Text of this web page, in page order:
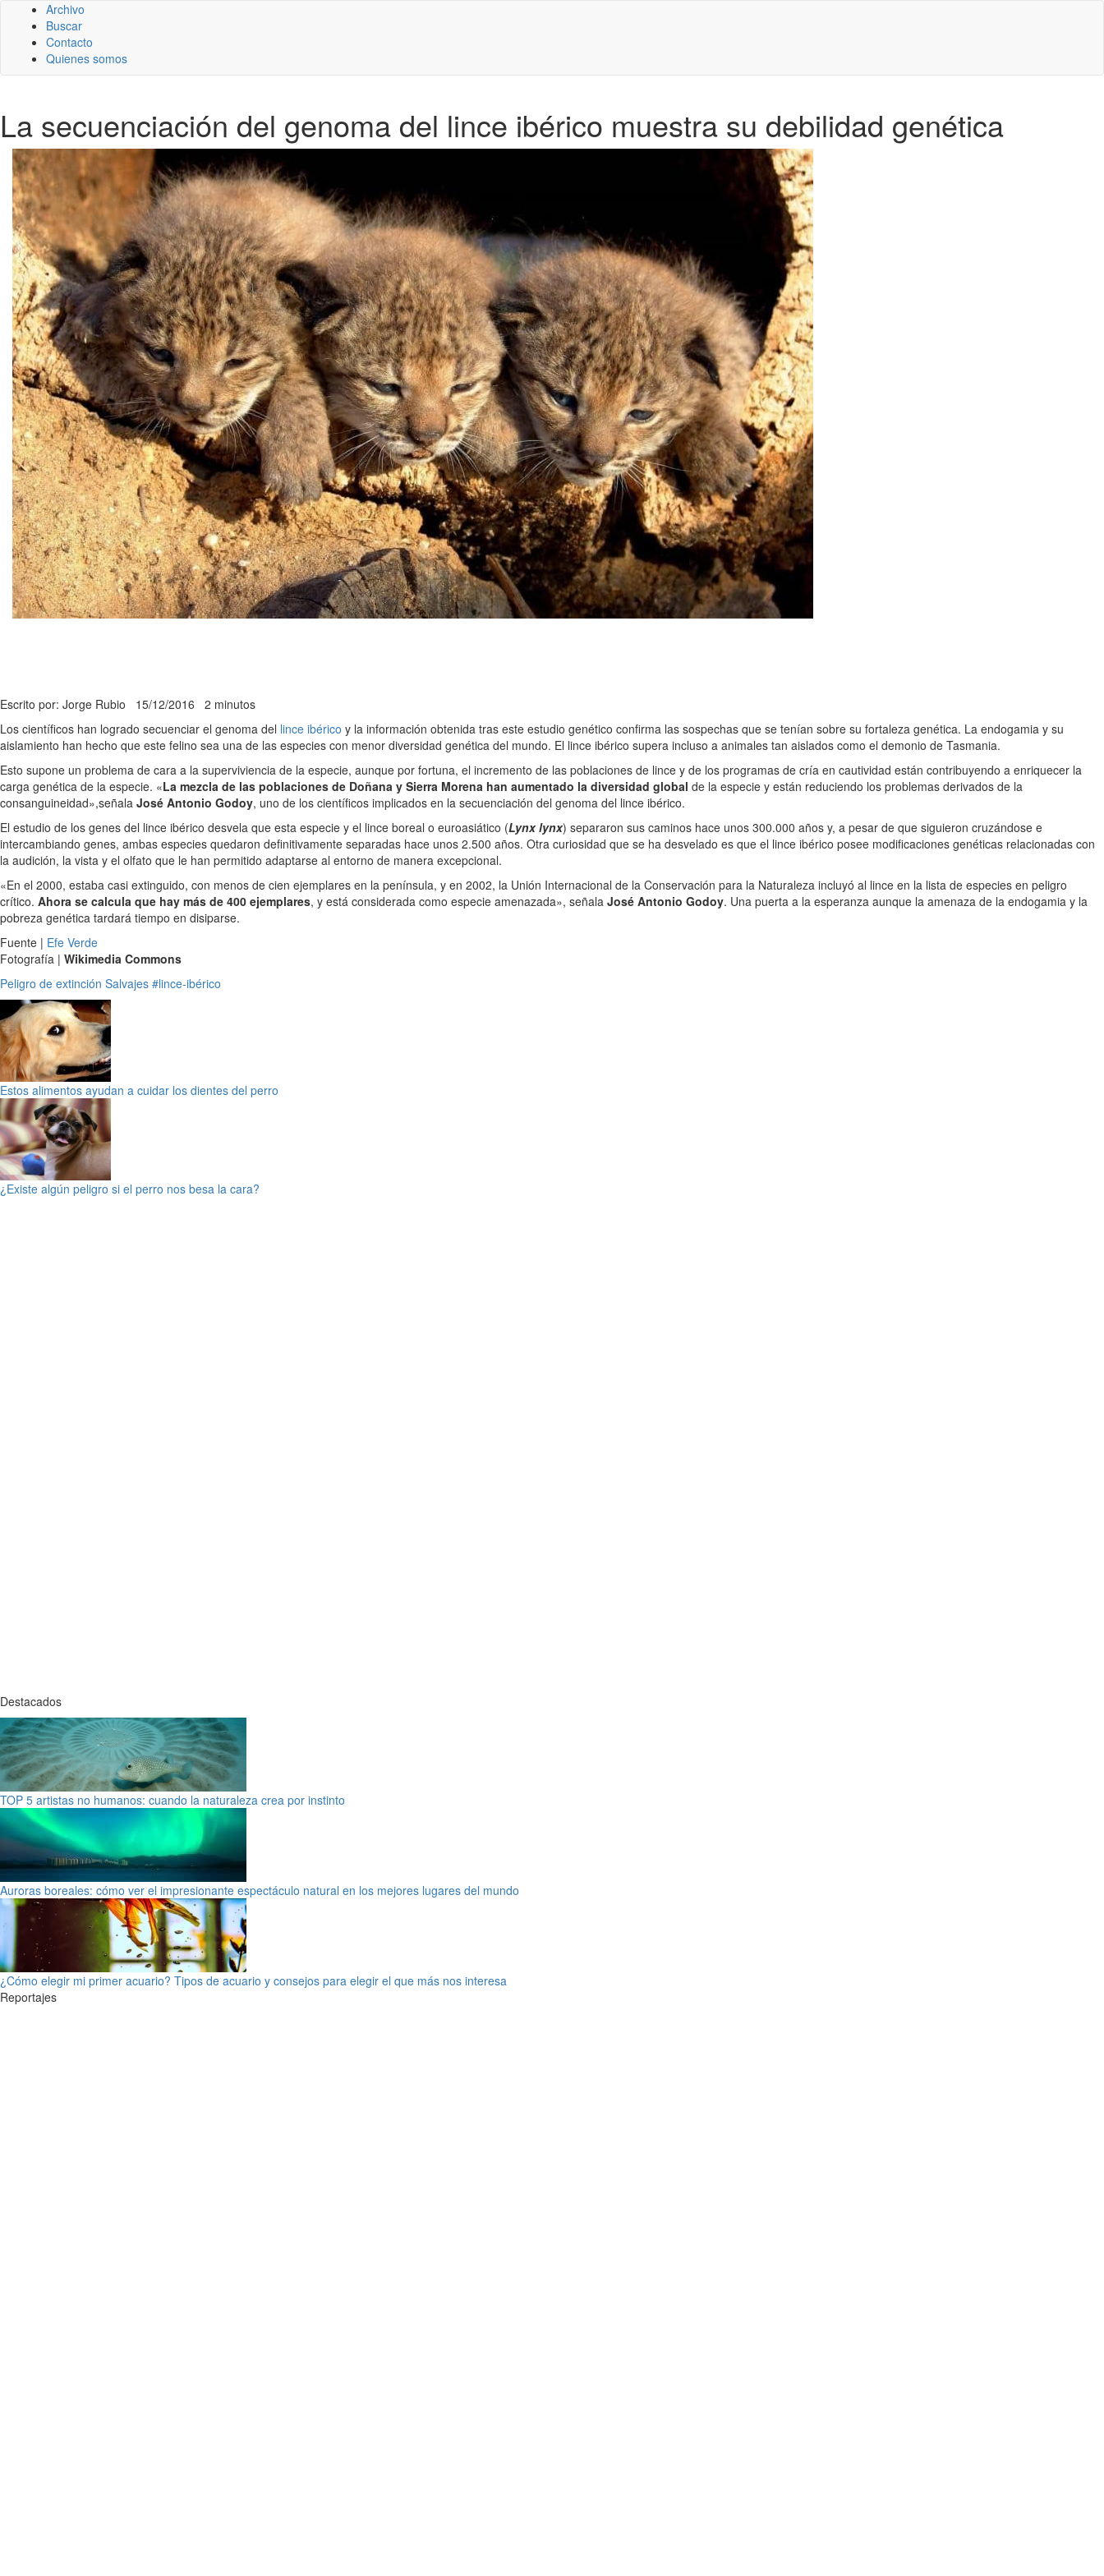
Archivo
Buscar
Contacto
Quienes somos
La secuenciación del genoma del lince ibérico muestra su debilidad genética
Escrito por: Jorge Rubio 15/12/2016 2 minutos
Los científicos han logrado secuenciar el genoma del lince ibérico y la información obtenida tras este estudio genético confirma las sospechas que se tenían sobre su fortaleza genética. La endogamia y su
aislamiento han hecho que este felino sea una de las especies con menor diversidad genética del mundo. El lince ibérico supera incluso a animales tan aislados como el demonio de Tasmania.
Esto supone un problema de cara a la superviviencia de la especie, aunque por fortuna, el incremento de las poblaciones de lince y de los programas de cría en cautividad están contribuyendo a enriquecer la
carga genética de la especie. «La mezcla de las poblaciones de Doñana y Sierra Morena han aumentado la diversidad global de la especie y están reduciendo los problemas derivados de la
consanguineidad»,señala José Antonio Godoy, uno de los científicos implicados en la secuenciación del genoma del lince ibérico.
El estudio de los genes del lince ibérico desvela que esta especie y el lince boreal o euroasiático (Lynx lynx) separaron sus caminos hace unos 300.000 años y, a pesar de que siguieron cruzándose e
intercambiando genes, ambas especies quedaron definitivamente separadas hace unos 2.500 años. Otra curiosidad que se ha desvelado es que el lince ibérico posee modificaciones genéticas relacionadas con
la audición, la vista y el olfato que le han permitido adaptarse al entorno de manera excepcional.
«En el 2000, estaba casi extinguido, con menos de cien ejemplares en la península, y en 2002, la Unión Internacional de la Conservación para la Naturaleza incluyó al lince en la lista de especies en peligro
crítico. Ahora se calcula que hay más de 400 ejemplares, y está considerada como especie amenazada», señala José Antonio Godoy. Una puerta a la esperanza aunque la amenaza de la endogamia y la
pobreza genética tardará tiempo en disiparse.
Fuente | Efe Verde
Fotografía | Wikimedia Commons
Peligro de extinción Salvajes #lince-ibérico
Estos alimentos ayudan a cuidar los dientes del perro
¿Existe algún peligro si el perro nos besa la cara?
Destacados
TOP 5 artistas no humanos: cuando la naturaleza crea por instinto
Auroras boreales: cómo ver el impresionante espectáculo natural en los mejores lugares del mundo
¿Cómo elegir mi primer acuario? Tipos de acuario y consejos para elegir el que más nos interesa
Reportajes